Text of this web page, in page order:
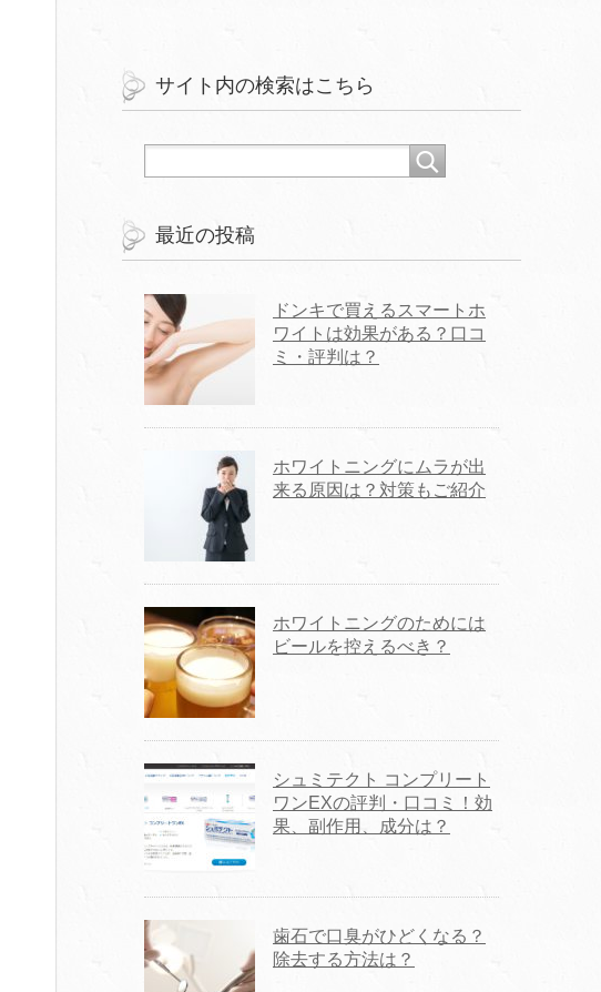
サイト内の検索はこちら
最近の投稿
ドンキで買えるスマートホ
ワイトは効果がある？口コ
ミ・評判は？
ホワイトニングにムラが出
来る原因は？対策もご紹介
ホワイトニングのためには
ビールを控えるべき？
シュミテクト コンプリート
ワンEXの評判・口コミ！効
果、副作用、成分は？
歯石で口臭がひどくなる？
除去する方法は？